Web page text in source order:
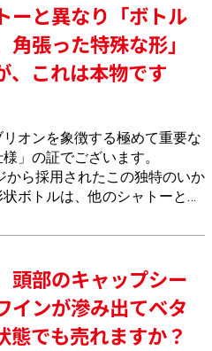
ポーターシールや当たり年仕
際オークション相場に基づき
します。
ーと異なり「ボトル
張った特殊な形」
、これは本物です
オンを象徴する極めて重要な
」の証でございます。
から採用されたこの独特のいか
ボトルは、他のシャトーとの
ます。おたからやでは、この
ます。
頭部のキャップシー
インが滲み出てベタ
態でも売れますか？